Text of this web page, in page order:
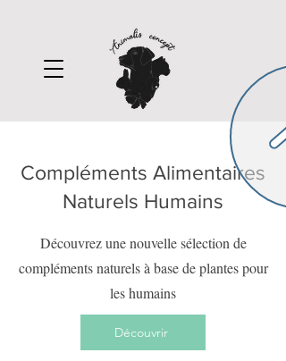
Compléments Alimentaires
Naturels Humains
Découvrez une nouvelle sélection de
compléments naturels à base de plantes pour
les humains
Découvrir